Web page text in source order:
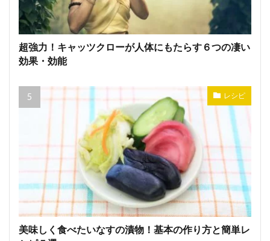
超強力！キャッツクローが人体にもたらす６つの凄い
効果・効能
レシピ
美味しく食べたいなすの漬物！基本の作り方と簡単レ